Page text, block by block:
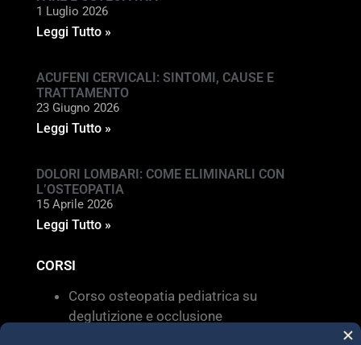
1 Luglio 2026
Leggi Tutto »
ACUFENI CERVICALI: SINTOMI, CAUSE E
TRATTAMENTO
23 Giugno 2026
Leggi Tutto »
DOLORI LOMBARI: COME ELIMINARLI CON
L’OSTEOPATIA
15 Aprile 2026
Leggi Tutto »
CORSI
Corso osteopatia pediatrica su
deglutizione e occlusione